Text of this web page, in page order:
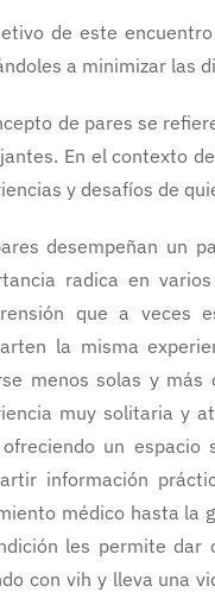
de este
a minimizar las
de pares se
En el contexto
y desafíos de
desempeñan un
radica en
que a veces
la misma
menos solas y más
muy solitaria y
un espacio
información
médico hasta la
les permite dar
con vih y lleva una